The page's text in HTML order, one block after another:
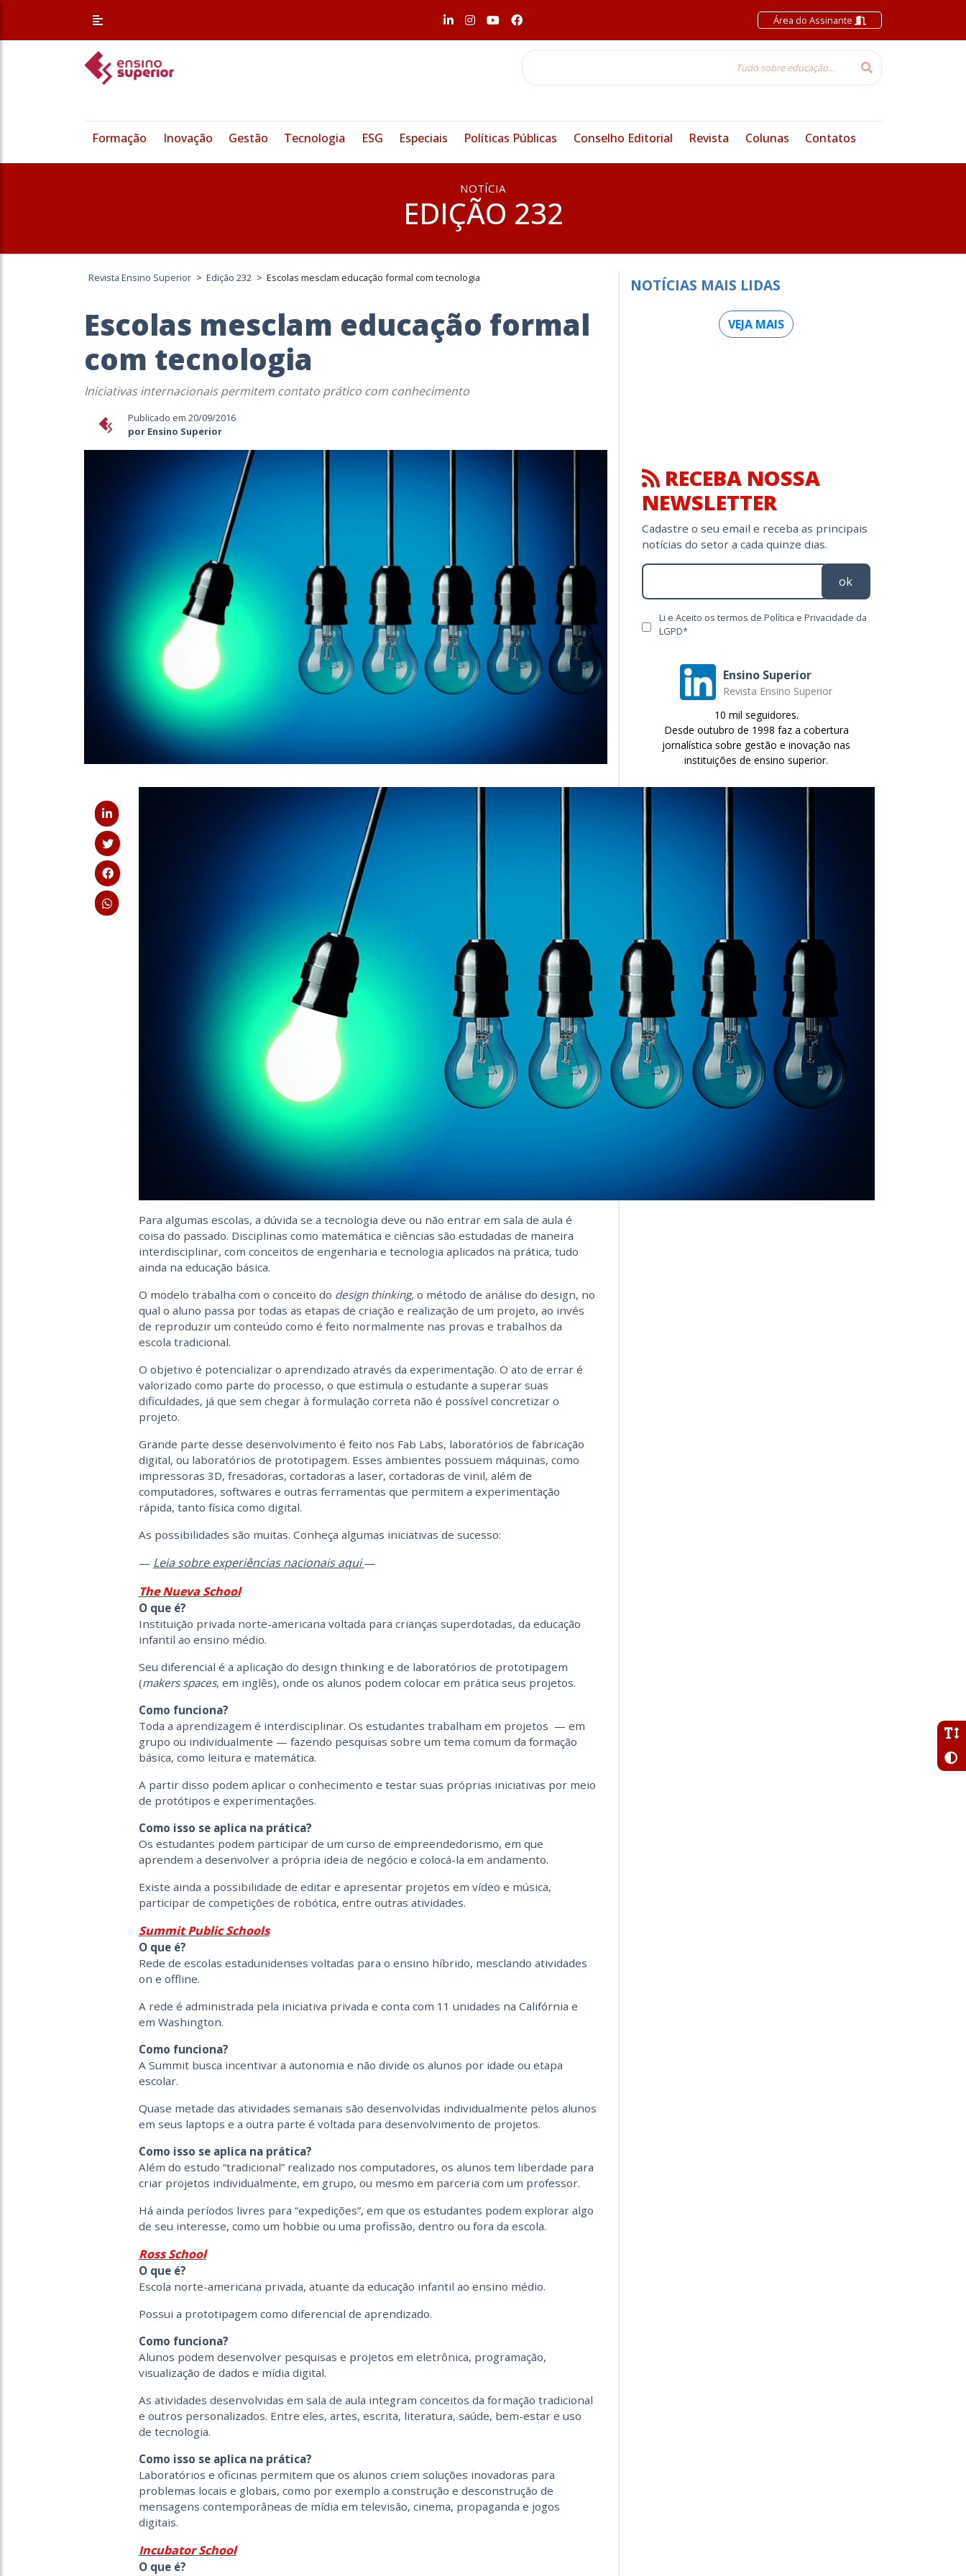
Área do Assinante
Formação Inovação Gestão Tecnologia ESG Especiais Políticas Públicas Conselho Editorial Revista Colunas Contatos
NOTÍCIA
EDIÇÃO 232
Revista Ensino Superior > Edição 232 > Escolas mesclam educação formal com tecnologia
Escolas mesclam educação formal
com tecnologia
Iniciativas internacionais permitem contato prático com conhecimento
Publicado em 20/09/2016
por Ensino Superior
Para algumas escolas, a dúvida se a tecnologia deve ou não entrar em sala de aula é
coisa do passado. Disciplinas como matemática e ciências são estudadas de maneira
interdisciplinar, com conceitos de engenharia e tecnologia aplicados na prática, tudo
ainda na educação básica.
O modelo trabalha com o conceito do design thinking, o método de análise do design, no
qual o aluno passa por todas as etapas de criação e realização de um projeto, ao invés
de reproduzir um conteúdo como é feito normalmente nas provas e trabalhos da
escola tradicional.
O objetivo é potencializar o aprendizado através da experimentação. O ato de errar é
valorizado como parte do processo, o que estimula o estudante a superar suas
dificuldades, já que sem chegar à formulação correta não é possível concretizar o
projeto.
Grande parte desse desenvolvimento é feito nos Fab Labs, laboratórios de fabricação
digital, ou laboratórios de prototipagem. Esses ambientes possuem máquinas, como
impressoras 3D, fresadoras, cortadoras a laser, cortadoras de vinil, além de
computadores, softwares e outras ferramentas que permitem a experimentação
rápida, tanto física como digital.
As possibilidades são muitas. Conheça algumas iniciativas de sucesso:
— Leia sobre experiências nacionais aqui—
The Nueva School
O que é?
Instituição privada norte-americana voltada para crianças superdotadas, da educação
infantil ao ensino médio.
Seu diferencial é a aplicação do design thinking e de laboratórios de prototipagem
(makers spaces, em inglês), onde os alunos podem colocar em prática seus projetos.
Como funciona?
Toda a aprendizagem é interdisciplinar. Os estudantes trabalham em projetos — em
grupo ou individualmente — fazendo pesquisas sobre um tema comum da formação
básica, como leitura e matemática.
A partir disso podem aplicar o conhecimento e testar suas próprias iniciativas por meio
de protótipos e experimentações.
Como isso se aplica na prática?
Os estudantes podem participar de um curso de empreendedorismo, em que
aprendem a desenvolver a própria ideia de negócio e colocá-la em andamento.
Existe ainda a possibilidade de editar e apresentar projetos em vídeo e música,
participar de competições de robótica, entre outras atividades.
Summit Public Schools
O que é?
Rede de escolas estadunidenses voltadas para o ensino híbrido, mesclando atividades
on e offline.
A rede é administrada pela iniciativa privada e conta com 11 unidades na Califórnia e
em Washington.
Como funciona?
A Summit busca incentivar a autonomia e não divide os alunos por idade ou etapa
escolar.
Quase metade das atividades semanais são desenvolvidas individualmente pelos alunos
em seus laptops e a outra parte é voltada para desenvolvimento de projetos.
Como isso se aplica na prática?
Além do estudo “tradicional” realizado nos computadores, os alunos tem liberdade para
criar projetos individualmente, em grupo, ou mesmo em parceria com um professor.
Há ainda períodos livres para “expedições”, em que os estudantes podem explorar algo
de seu interesse, como um hobbie ou uma profissão, dentro ou fora da escola.
Ross School
O que é?
Escola norte-americana privada, atuante da educação infantil ao ensino médio.
Possui a prototipagem como diferencial de aprendizado.
Como funciona?
Alunos podem desenvolver pesquisas e projetos em eletrônica, programação,
visualização de dados e mídia digital.
As atividades desenvolvidas em sala de aula integram conceitos da formação tradicional
e outros personalizados. Entre eles, artes, escrita, literatura, saúde, bem-estar e uso
de tecnologia.
Como isso se aplica na prática?
Laboratórios e oficinas permitem que os alunos criem soluções inovadoras para
problemas locais e globais, como por exemplo a construção e desconstrução de
mensagens contemporâneas de mídia em televisão, cinema, propaganda e jogos
digitais.
Incubator School
O que é?
NOTÍCIAS MAIS LIDAS
VEJA MAIS
RECEBA NOSSA
NEWSLETTER
Cadastre o seu email e receba as principais
notícias do setor a cada quinze dias.
ok
Li e Aceito os termos de Política e Privacidade da
LGPD*
Ensino Superior
Revista Ensino Superior
10 mil seguidores.
Desde outubro de 1998 faz a cobertura
jornalística sobre gestão e inovação nas
instituições de ensino superior.